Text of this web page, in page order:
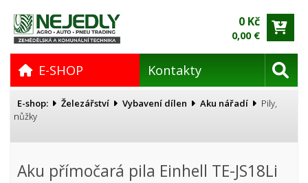
0 Kč
0,00 €
E-SHOP Kontakty
E-shop: Železářství Vybavení dílen Aku nářadí
Pily,
nůžky
Aku přímočará pila Einhell TE-JS18Li